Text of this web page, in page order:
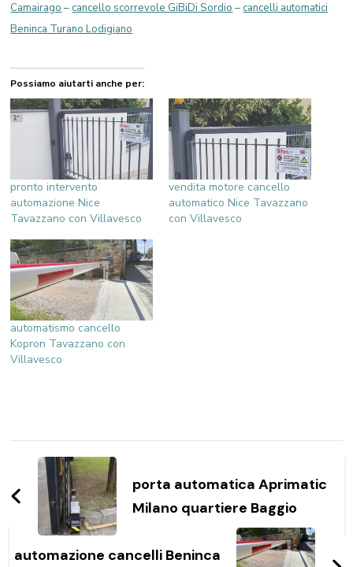
Camairago –cancello scorrevole GiBiDi Sordio –cancelli automatici
Beninca Turano Lodigiano
Possiamo aiutarti anche per:
pronto intervento
automazione Nice
Tavazzano con Villavesco
vendita motore cancello
automatico Nice Tavazzano
con Villavesco
automatismo cancello
Kopron Tavazzano con
Villavesco
Navigazione
articoli
porta automatica Aprimatic
Milano quartiere Baggio
automazione cancelli Beninca